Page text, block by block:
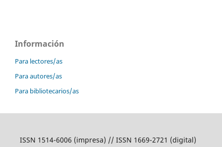
Información
Para lectores/as
Para autores/as
Para bibliotecarios/as
ISSN 1514-6006 (impresa) // ISSN 1669-2721 (digital)